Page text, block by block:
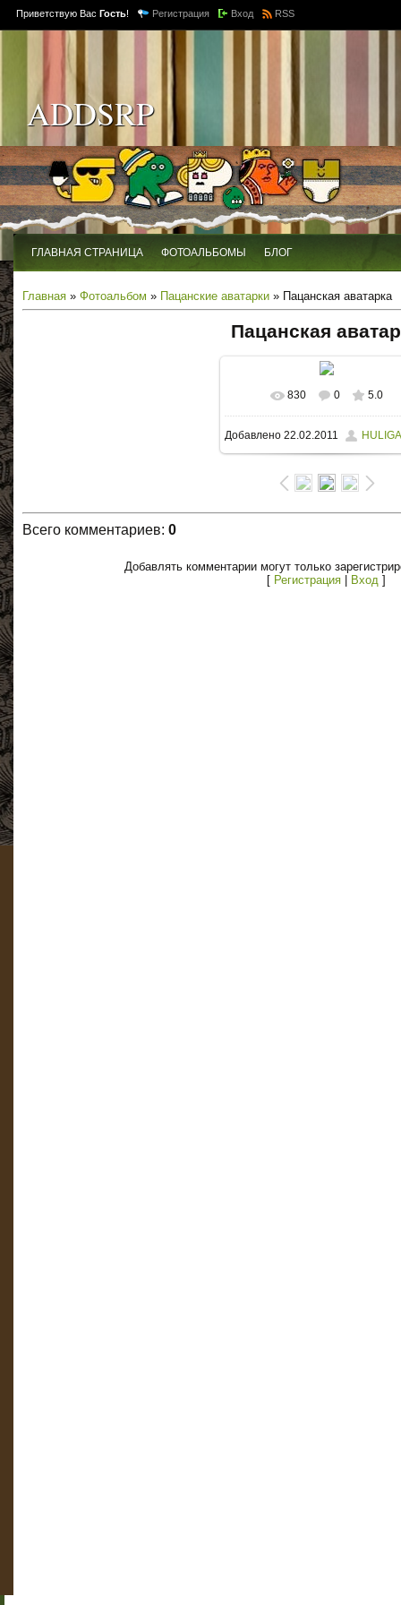
Приветствую Вас Гость! Регистрация Вход RSS
ADDSRP
ГЛАВНАЯ СТРАНИЦА ФОТОАЛЬБОМЫ БЛОГ
Главная » Фотоальбом » Пацанские аватарки » Пацанская аватарка
Пацанская
830 0 5.0
Добавлено 22.02.2011
Всего комментариев: 0
Добавлять комментарии могут только
[ Регистрация Вход ]